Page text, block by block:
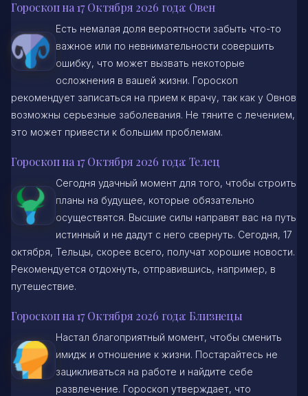
Гороскоп на 17 Октября 2026 года: Овен
Есть немалая доля вероятности забыть что-то
важное или по невнимательности совершить
ошибку, что может вызвать некоторые
осложнения в вашей жизни. Гороскоп
рекомендует записаться на прием к врачу, так как у Овнов
возможны серьезные заболевания. Не тяните с лечением,
это может привести к большим проблемам.
Гороскоп на 17 Октября 2026 года: Телец
Сегодня удачный момент для того, чтобы строить
планы на будущее, которые обязательно
осуществятся. Высшие силы направят вас на путь
истинный и не дадут с него свернуть. Сегодня, 17
октября, Тельцы, скорее всего, получат хорошие новости.
Рекомендуется отдохнуть, отправившись, например, в
путешествие.
Гороскоп на 17 Октября 2026 года: Близнецы
Настал благоприятный момент, чтобы сменить
имидж и отношение к жизни. Постарайтесь не
зацикливаться на работе и найдите себе
развлечение. Гороскоп утверждает, что